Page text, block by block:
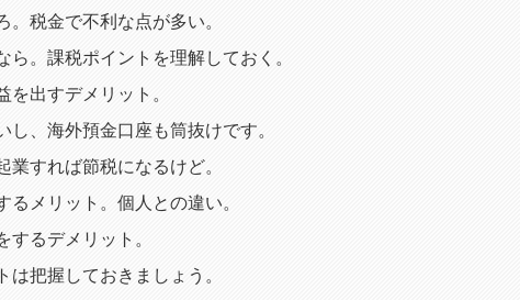
。税金で不利な点が多い。
ら。課税ポイントを理解しておく。
を出すデメリット。
し、海外預金口座も筒抜けです。
業すれば節税になるけど。
るメリット。個人との違い。
するデメリット。
は把握しておきましょう。